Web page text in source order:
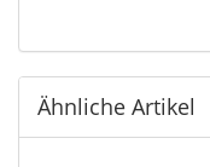
Ähnliche Artikel